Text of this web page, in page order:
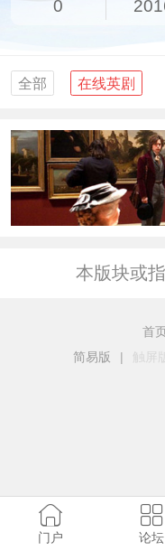
0
全部 在线英剧
本版块或
首
简易版
| 触屏
门户 论坛